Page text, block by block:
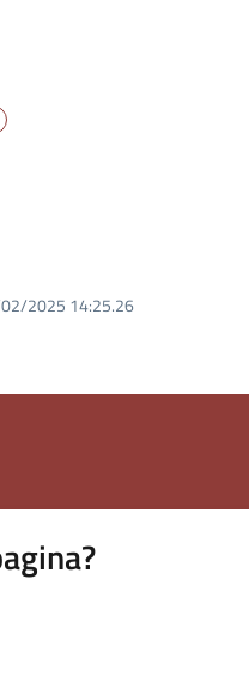
2025 14:25.26